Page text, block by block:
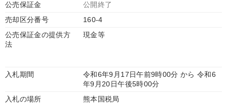
公売保証金
公開終了
売却区分番号
160-4
公売保証金の提供方
法
現金等
入札期間
令和6年9月17日午前9時00分 から 令和6
年9月20日午後5時00分
入札の場所
熊本国税局